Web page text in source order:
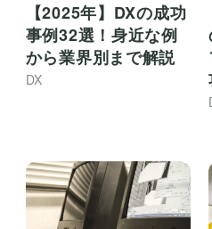
【2025年】DXの成功
事例32選！身近な例
から業界別まで解説
DX